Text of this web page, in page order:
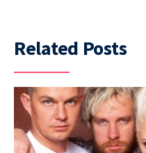
Related Posts